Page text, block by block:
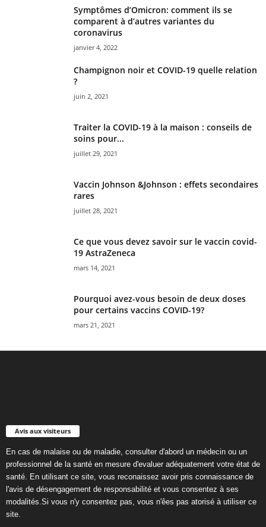
Symptômes d’Omicron: comment ils se
comparent à d’autres variantes du
coronavirus
janvier 4, 2022
Champignon noir et COVID-19 quelle relation
?
juin 2, 2021
Traiter la COVID-19 à la maison : conseils de
soins pour...
juillet 29, 2021
Vaccin Johnson &Johnson : effets secondaires
rares
juillet 28, 2021
Ce que vous devez savoir sur le vaccin covid-
19 AstraZeneca
mars 14, 2021
Pourquoi avez-vous besoin de deux doses
pour certains vaccins COVID-19?
mars 21, 2021
Avis aux visiteurs
En cas de malaise ou de maladie, consulter d'abord un médecin ou un
professionnel de la santé en mesure d'evaluer adéquatement votre état de
santé. En utilisant ce site, vous reconaissez avoir pris connaissance de
l'avis de désengagement de responsabilité et vous consentez à ses
modalités.Si vous n'y consentez pas, vous n'êes pas atorisé à utiliser ce
site.